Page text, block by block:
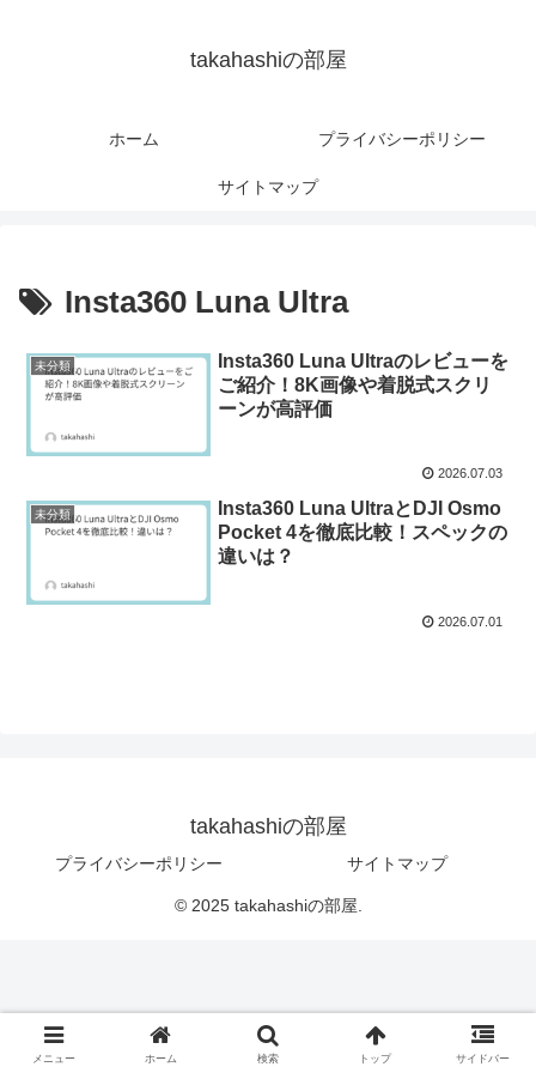
takahashiの部屋
ホーム プライバシーポリシー
サイトマップ
Insta360 Luna Ultra
未分類
Insta360 Luna Ultraのレビューを
ご紹介！8K画像や着脱式スクリ
ーンが高評価
2026.07.03
未分類
Insta360 Luna UltraとDJI Osmo
Pocket 4を徹底比較！スペックの
違いは？
2026.07.01
takahashiの部屋
プライバシーポリシー サイトマップ
© 2025 takahashiの部屋.
メニュー ホーム 検索 トップ サイドバー